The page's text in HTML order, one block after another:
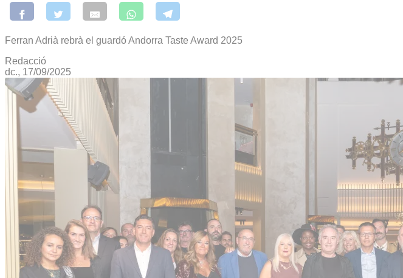
Ferran Adrià rebrà el guardó Andorra Taste Award 2025
Redacció
dc., 17/09/2025